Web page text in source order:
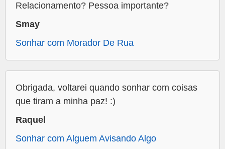
Relacionamento? Pessoa importante?
Smay
Sonhar com Morador De Rua
Obrigada, voltarei quando sonhar com coisas
que tiram a minha paz! :)
Raquel
Sonhar com Alguem Avisando Algo